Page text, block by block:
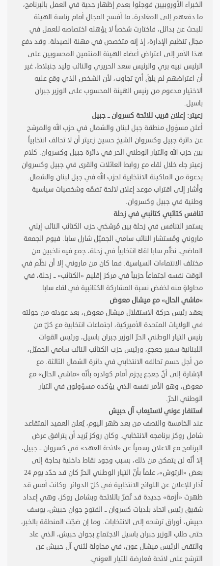
الخبراء الأوروبيين فوجئوا بعدم إظهار جدية في العمل بالبرنامج،
ما دفعهم إلى المغادرة، ما أفسح المجال أمام رئاسة الهيئة
للبحث عن بدائل، فاختارت شخصاً لا يؤهله اختصاصه للعمل في
مجال تنظيم الإدارة، إذ إنه متخصص في مهنة الصيدلة. وقد دفع
هذا الأمر إلى اعتراض أعضاء الهيئة المنتمين المحسوبين على
الرئيس نبيه بري والرئيس سعد الحريري والنائب وليد جنبلاط، غير
أن اعتراضهم لم يلقَ أيّ تجاوب، لأن الشخص الذي وقع عليه
الاختيار مدعوم من رئيس الهيئة المحسوب على الوزير جبران
باسيل.
زعيتر: إعلان قريب للائحة كسروان ــ جبيل
أعلن مسؤول منطقة جبل لبنان والشمال في حزب الله والمرشح
عن دائرة جبيل وكسروان الشيخ حسين زعيتر أن لا تحالف انتخابياً
بين حزب الله والتيار الوطني الحر في دائرة جبيل وكسروان. كلام
زعيتر جاء خلال لقاء مع روابط العائلات والقرى في جبيل وكسروان
بدعوة من الماكينة الانتخابية لحزب الله في جبل لبنان والشمال.
وأشار إلى اقتراب موعد إعلان لائحة تضمّه وشخصيات سياسية
وطنية في جبيل وكسروان.
تنافس كتائبي كتائبي في زحلة
يستمر التنافس في زحلة بين مُرشحَي حزب الكتائب النائب إيلي
ماروني ومُستشار النائب سامي الجميّل شارل سابا. فيوم الجمعة
الماضي، نظّم سابا لقاءً انتخابياً في زحلة، جمع فيه ناخبين من
مختلف الانتماءات السياسية. فما كان من ماروني إلا أن نظّم في
الوقت نفسه اجتماعاً حزبياً في مركز إقليم «الكتائب» ــ زحلة، في
محاولةٍ منه لخفض نسبة المشاركة الكتائبية في لقاء سابا.
«ماشي الحال» مع ميشال معوض
يعقد رئيس حركة الاستقلال ميشال معوض، بعد عودته من جولته
في الولايات المتحدة الأميركية، اجتماعات انتخابية مع كلّ من
رئيس التيار الوطني الحرّ الوزير جبران باسيل، ورئيس القوات
اللبنانية سمير جعجع، ورئيس حزب الكتائب النائب سامي الجميّل،
من أجل حسم تحالفه الانتخابي في دائرة الشمال الثالثة. مع
الإشارة إلى أنّ جعجع يجزم أمام كوادره بأنّه «ماشي الحال» مع
معوض، وهو الأمر نفسه الذي يؤكده مسؤولون في التيار
الوطني الحرّ.
استنفار عوني لاستيعاب آل حبيش
عند الخامسة والنصف من بعد ظهر اليوم، يُعلن العميد المتقاعد
شامل روكز برنامجه الانتخابي. وكان روكز يُريد أن يترافق عرض
البرنامج مع الاعلان رسمياً عن «لائحة العهد» في كسروان ــ جبيل،
إلا أنّه لن يتمكن من ذلك، بسبب وجود نقاط داخلية بحاجة إلى
بعض «الرتوش»، علماً بأنّ التيار الوطني الحرّ كان قد حدّد يوم 24
آذار للإعلان عن اللوائح الانتخابية في كلّ الدوائر. وكانت أمس قد
ظهرت «أزمة» جديدة قد تُضرّ باللائحة وبشامل روكز، وهي إعداد
شقيق رئيس اتحاد بلديات كسروان ــ الفتوح جوان حبيش، يوسف
حبيش، أوراق ترشحه إلى الانتخابات. وما إن ضجّت المنطقة بالخبر،
حتى طلب الوزير جبران باسيل الاجتماع بجوان حبيش، الذي عاد
والتقى الرئيس ميشال عون، في محاولة لثني آل حبيش عن
الترشح على لائحة مُعارضة للتيار العوني.